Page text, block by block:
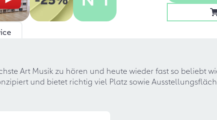
Art Musik zu hören und heute wieder fast so beliebt
und bietet richtig viel Platz sowie